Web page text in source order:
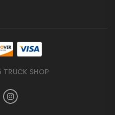
SHOP